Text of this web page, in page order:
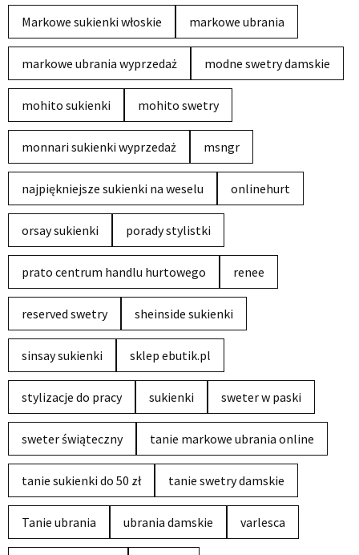
Markowe sukienki włoskie markowe ubrania
markowe ubrania wyprzedaż modne swetry damskie
mohito sukienki mohito swetry
monnari sukienki wyprzedaż msngr
najpiękniejsze sukienki na weselu onlinehurt
orsay sukienki porady stylistki
prato centrum handlu hurtowego renee
reserved swetry sheinside sukienki
sinsay sukienki sklep ebutik.pl
stylizacje do pracy sukienki sweter w paski
sweter świąteczny tanie markowe ubrania online
tanie sukienki do 50 zł tanie swetry damskie
Tanie ubrania ubrania damskie varlesca